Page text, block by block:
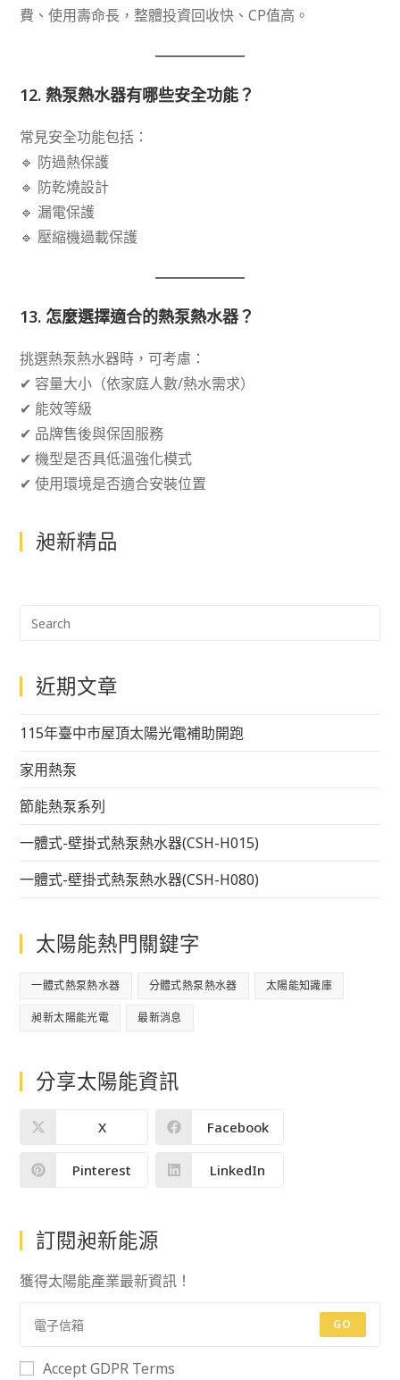
費、使用壽命長，整體投資回收快、CP值高。
12.熱泵熱水器有哪些安全功能？
常見安全功能包括：
🔹 防過熱保護
🔹 防乾燒設計
🔹 漏電保護
🔹 壓縮機過載保護
13. 怎麼選擇適合的熱泵熱水器？
挑選熱泵熱水器時，可考慮：
✔ 容量大小（依家庭人數/熱水需求）
✔ 能效等級
✔ 品牌售後與保固服務
✔ 機型是否具低溫強化模式
✔ 使用環境是否適合安裝位置
昶新精品
近期文章
115年臺中市屋頂太陽光電補助開跑
家用熱泵
節能熱泵系列
一體式-壁掛式熱泵熱水器(CSH-H015)
一體式-壁掛式熱泵熱水器(CSH-H080)
太陽能熱門關鍵字
一體式熱泵熱水器 分體式熱泵熱水器 太陽能知識庫
昶新太陽能光電 最新消息
分享太陽能資訊
X Facebook
Pinterest LinkedIn
訂閱昶新能源
獲得太陽能產業最新資訊！
GO
Accept GDPR Terms